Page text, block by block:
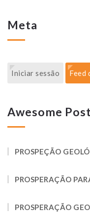
Meta
Iniciar sessão Feed
Awesome
PROSPEÇÃO
PROSPERAÇÃO
PROSPERAÇÃO